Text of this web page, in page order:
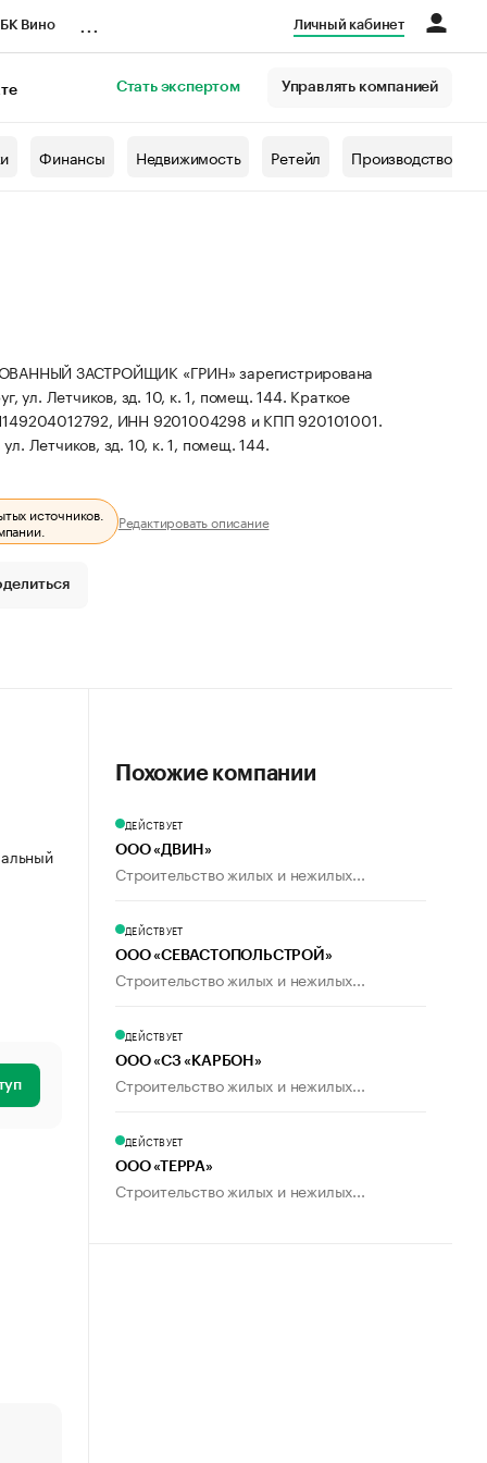
Вино Личный кабинет
Стать экспертом Управлять компанией
Финансы Недвижимость Ретейл Производство
ЗАСТРОЙЩИК «ГРИН» зарегистрирована
ул. Летчиков, зд. 10, к. 1, помещ. 144. Краткое
ИНН 9201004298 и КПП 920101001.
Летчиков, зд. 10, к. 1, помещ. 144.
источников. Редактировать описание
Похожие компании
ДЕЙСТВУЕТ
ООО «ДВИН»
Строительство жилых и нежилых...
ДЕЙСТВУЕТ
ООО «СЕВАСТОПОЛЬСТРОЙ»
Строительство жилых и нежилых...
ДЕЙСТВУЕТ
ООО «СЗ «КАРБОН»
Строительство жилых и нежилых...
ДЕЙСТВУЕТ
ООО «ТЕРРА»
Строительство жилых и нежилых...